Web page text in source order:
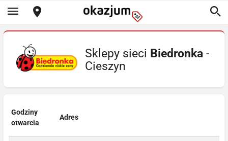
Sklepy sieci Biedronka -
Cieszyn
Godziny
otwarcia
Adres